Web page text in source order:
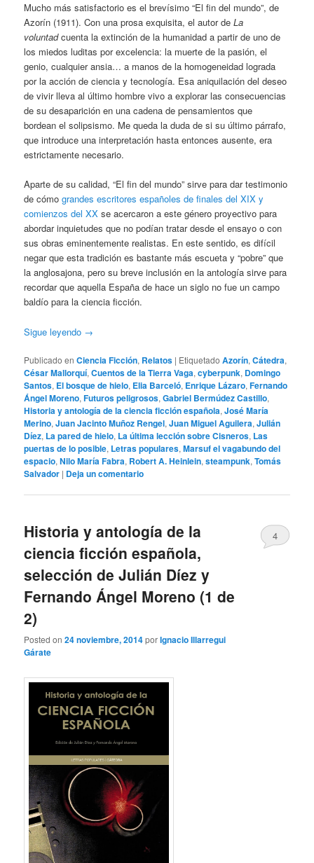
Mucho más satisfactorio es el brevísimo “El fin del mundo”, de
Azorín (1911). Con una prosa exquisita, el autor deLa
voluntadcuenta la extinción de la humanidad a partir de uno de
los miedos luditas por excelencia: la muerte de la pasión, el
genio, cualquier ansia… a manos de la homogeneidad lograda
por la acción de ciencia y tecnología. Esa aniquilación del deseo
de vivir lleva al último hombre vivo a explorar las consecuencias
de su desaparición en una cadena de pensamientos que
bordean el solipsismo. Me queda la duda de si su último párrafo,
que introduce una interpretación hasta entonces ausente, era
estrictamente necesario.
Aparte de su calidad, “El fin del mundo” sirve para dar testimonio
de cómograndes escritores españoles de finales del XIX y
comienzos del XX se acercaron a este género proyectivo para
abordar inquietudes que no podían tratar desde el ensayo o con
sus obras eminentemente realistas. En este sentido, es difícil
negar que esta tradición es bastante más escueta y “pobre” que
la anglosajona, pero su breve inclusión en la antología sirve para
recordar que aquella España de hace un siglo no fue un campo
baldío para la ciencia ficción.
Sigue leyendo →
Publicado en Ciencia Ficción, Relatos | Etiquetado Azorín,Cátedra,
César Mallorquí,Cuentos de la Tierra Vaga,cyberpunk, Domingo
Santos, El bosque de hielo, Elia Barceló, Enrique Lázaro,Fernando
Ángel Moreno,Futuros peligrosos,Gabriel Bermúdez Castillo,
Historia y antología de la ciencia ficción española,José María
Merino,Juan Jacinto Muñoz Rengel,Juan Miguel Aguilera,Julián
Díez, La pared de hielo, La última lección sobre Cisneros, Las
puertas de lo posible, Letras populares,Marsuf el vagabundo del
espacio,Nilo María Fabra, Robert A. Heinlein,steampunk,Tomás
Salvador | Deja un comentario
Historia y antología de la
ciencia ficción española,
selección de Julián Díez y
Fernando Ángel Moreno (1 de
2)
Posted on24 noviembre, 2014porIgnacio Illarregui
Gárate
4